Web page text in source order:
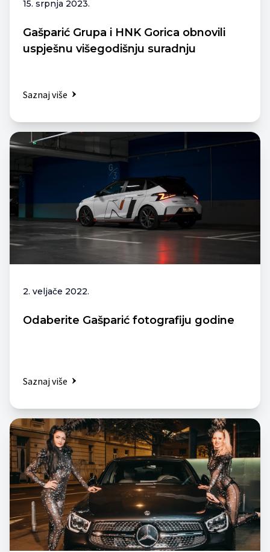
15. srpnja 2023.
Gašparić Grupa i HNK Gorica obnovili
uspješnu višegodišnju suradnju
Saznaj više
2. veljače 2022.
Odaberite Gašparić fotografiju godine
Saznaj više